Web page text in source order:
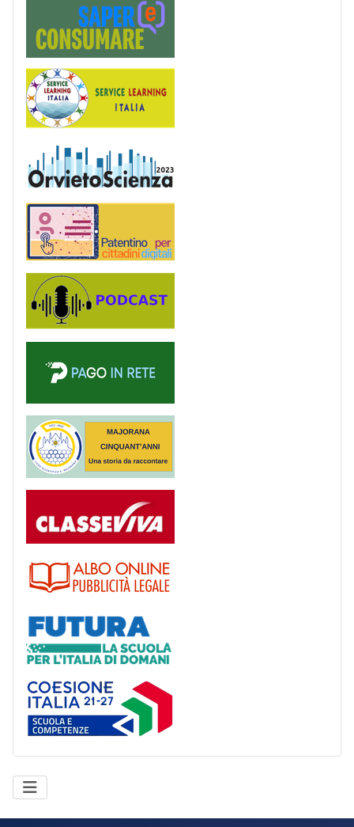
Service Learning
Podcast
PagoinRete